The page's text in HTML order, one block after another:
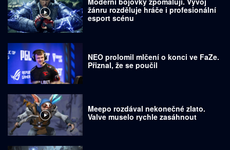
žánru rozděluje hráče i profesionální
esport scénu
NEO prolomil mlčení o konci ve FaZe.
Přiznal, že se poučil
Meepo rozdával nekonečné zlato.
Valve muselo rychle zasáhnout